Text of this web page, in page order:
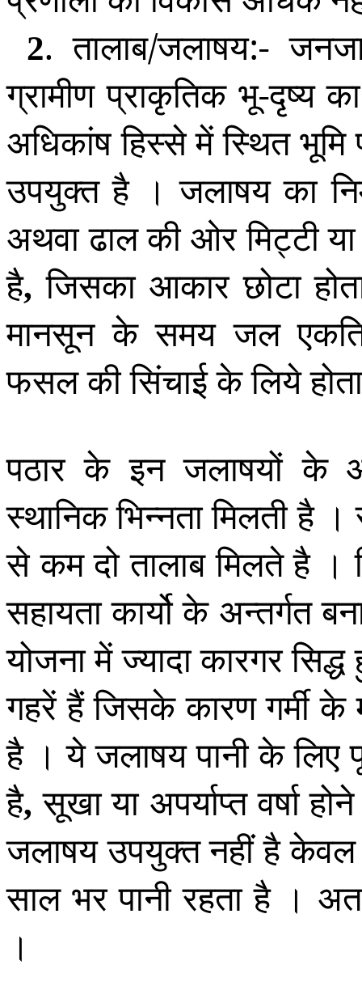
2. तालाब/जलाषय:-
ग्रामीण प्राकृतिक भू-दृष्य
अधिकांष हिस्से में स्थित
उपयुक्त है । जलाषय का
अथवा ढाल की ओर मिट्टी या
है, जिसका आकार छोटा
मानसून के समय जल
फसल की सिंचाई के लिये
पठार के इन जलाषयों के
स्थानिक भिन्नता मिलती है
से कम दो तालाब मिलते है
सहायता कार्यो के अन्तर्गत
योजना में ज्यादा कारगर
गहरें हैं जिसके कारण गर्मी
है । ये जलाषय पानी के लिए
है, सूखा या अपर्याप्त वर्षा
जलाषय उपयुक्त नहीं है
साल भर पानी रहता है ।
।